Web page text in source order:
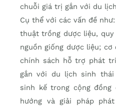
chuỗi giá trị gắn với du
Cụ thể với các vấn đề
thuật trồng dược liệu,
nguồn giống dược liệu;
chính sách hỗ trợ phát
gắn với du lịch sinh
sinh kế trong cộng
hướng và giải pháp